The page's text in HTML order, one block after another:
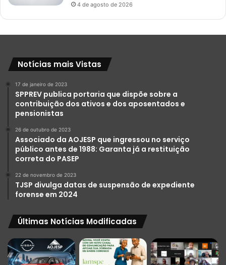
4 de agosto de 2026
Notícias mais Vistas
17 de janeiro de 2023
SPPREV publica portaria que dispõe sobre a
contribuição dos ativos e dos aposentados e
pensionistas
26 de outubro de 2023
Associado da AOJESP que ingressou no serviço
público antes de 1988: Garanta já a restituição
correta do PASEP
22 de novembro de 2023
TJSP divulga datas de suspensão de expediente
forense em 2024
Últimas Notícias Modificadas